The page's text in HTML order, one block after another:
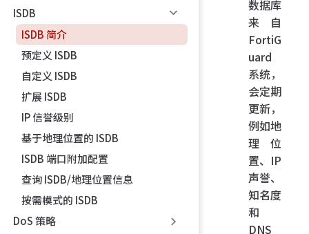
ISDB
ISDB 简介
预定义 ISDB
自定义 ISDB
扩展 ISDB
IP 信誉级别
基于地理位置的 ISDB
ISDB 端口附加配置
查询 ISDB/地理位置信息
按需模式的 ISDB
DoS 策略
数据库
来自
FortiG
uard
系统，
会定期
更新，
例如地
理位
置、IP
声誉、
知名度
和
DNS